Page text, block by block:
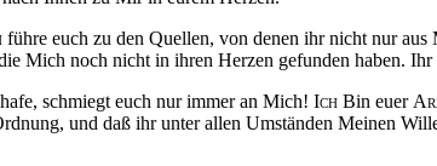
führe euch zu den Quellen, von denen ihr nicht nur aus
Mich noch nicht in ihren Herzen gefunden haben.
schmiegt euch nur immer an Mich! Ich Bin euer
und daß ihr unter allen Umständen Meinen